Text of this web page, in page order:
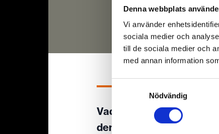
Denna webbplats
Vi använder
sociala medier och
till de sociala medier och
med annan information
Samtyckesval
Nödvändig
Vad händer när du
den?